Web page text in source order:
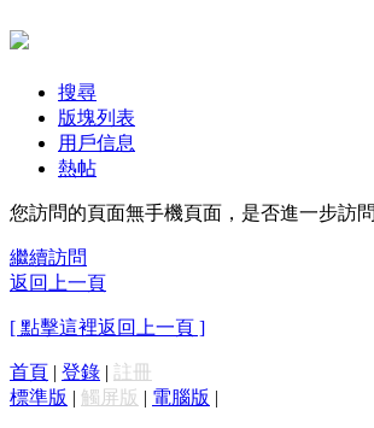
搜尋
版塊列表
用戶信息
熱帖
您訪問的頁面無手機頁面，是否進一步訪
繼續訪問
返回上一頁
[ 點擊這裡返回上一頁 ]
首頁 | 登錄 | 註冊
標準版 | 觸屏版 | 電腦版 |